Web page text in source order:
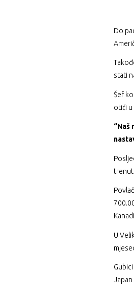
Do
stati
Šef
otići u
“Naš
U
Japan